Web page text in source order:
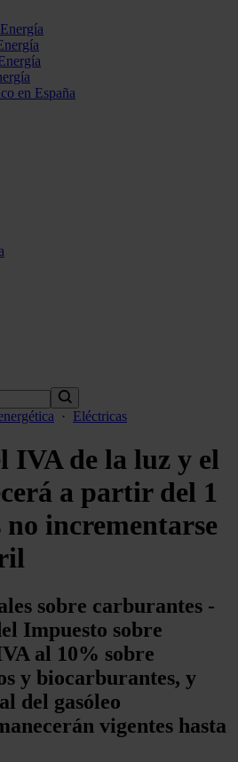
en España
· Eléctricas
IVA de la luz y el
a partir del 1
incrementarse
sobre carburantes -
Impuesto sobre
al 10% sobre
y biocarburantes, y
del gasóleo
vigentes hasta